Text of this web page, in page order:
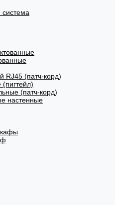
система
RJ45 (патч-корд)
(патч-корд)
настенные